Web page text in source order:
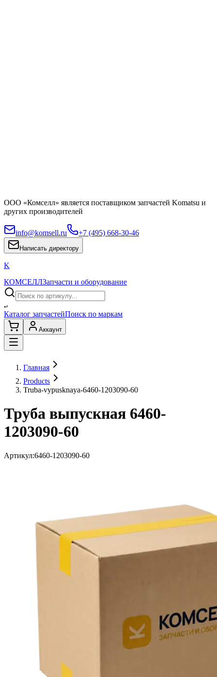
ООО «Комселл» является поставщиком запчастей Komatsu и
других производителей
info@komsell.ru +7 (495) 668-30-46
Написать директору
K
КОМСЕЛЛЗапчасти и оборудование
↵
Каталог запчастейПоиск по маркам
Аккаунт
Главная
Products
Truba-vypusknaya-6460-1203090-60
Труба выпускная 6460-
1203090-60
Артикул:6460-1203090-60